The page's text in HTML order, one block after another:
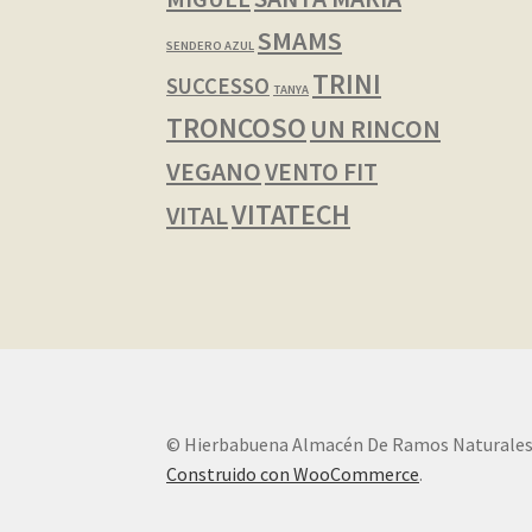
SENDERO AZUL SMAMS
SUCCESSO TANYA TRINI
TRONCOSO UN RINCON
VEGANOVENTO FIT
VITALVITATECH
© Hierbabuena Almacén De Ramos
Construido con WooCommerce.